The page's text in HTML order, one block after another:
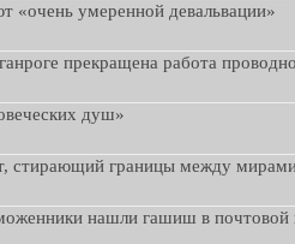
«очень умеренной девальвации»
прекращена работа
душ»
стирающий границы между
нашли гашиш в почтовой